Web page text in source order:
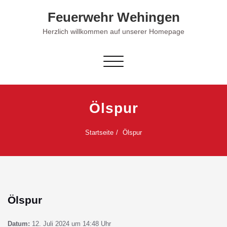
Feuerwehr Wehingen
Herzlich willkommen auf unserer Homepage
Schalte Navigation
Ölspur
Startseite Ölspur
Ölspur
Datum: 12. Juli 2024 um 14:48 Uhr